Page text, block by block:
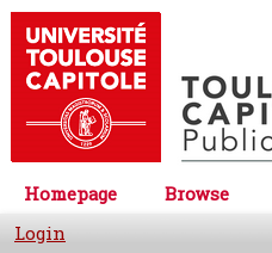
Homepage Browse
Login